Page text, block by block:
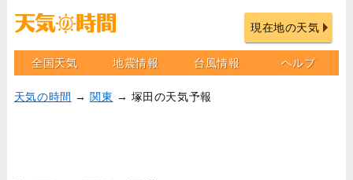
現在地の天気
全国天気 地震情報 台風情報 ヘルプ
天気の時間 → 関東 → 塚田の天気予報